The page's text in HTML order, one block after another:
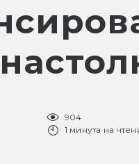
904
1 минута на